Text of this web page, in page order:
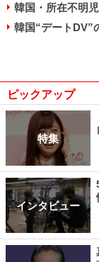
韓国・所在不明
韓国“デートDV”
ピックアップ
特集
インタビュー